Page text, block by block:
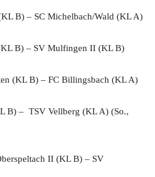
B) – SC Michelbach/Wald (KL A)
B) – SV Mulfingen II (KL B)
(KL B) – FC Billingsbach (KL A)
B) – TSV Vellberg (KL A) (So.,
II (KL B) – SV